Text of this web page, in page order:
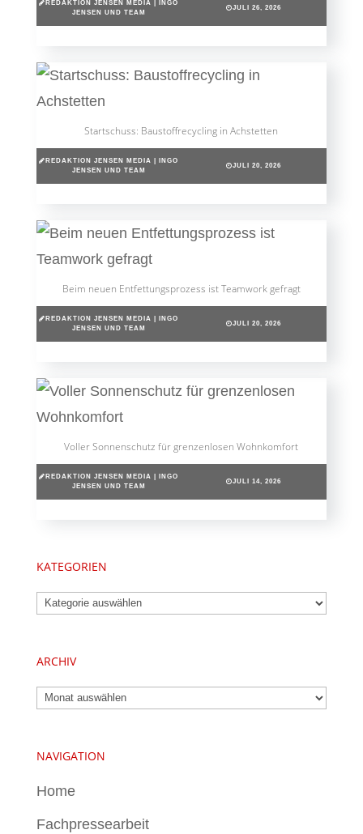
REDAKTION JENSEN MEDIA | INGO
JENSEN UND TEAM
JULI 26, 2026
Startschuss: Baustoffrecycling in Achstetten
REDAKTION JENSEN MEDIA | INGO
JENSEN UND TEAM
JULI 20, 2026
Beim neuen Entfettungsprozess ist Teamwork gefragt
REDAKTION JENSEN MEDIA | INGO
JENSEN UND TEAM
JULI 20, 2026
Voller Sonnenschutz für grenzenlosen Wohnkomfort
REDAKTION JENSEN MEDIA | INGO
JENSEN UND TEAM
JULI 14, 2026
KATEGORIEN
Kategorien
ARCHIV
Archiv
NAVIGATION
Home
Fachpressearbeit